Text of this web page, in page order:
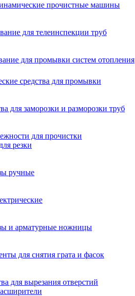
прочистные машины
для телеинспекции труб
для промывки систем отопления
средства для промывки
для заморозки и разморозки труб
для прочистки
резки
ручные
и арматурные ножницы
для снятия грата и фасок
для вырезания отверстий